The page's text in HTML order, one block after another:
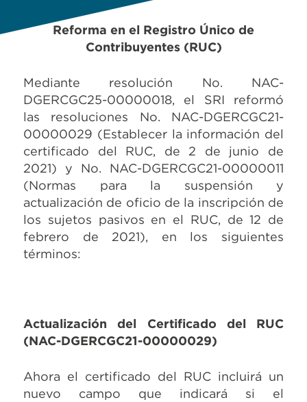
Reforma en el Registro Único de
Contribuyentes (RUC)
Mediante resolución No. NAC-
DGERCGC25-00000018, el SRI reformó
las resoluciones No. NAC-DGERCGC21-
00000029 (Establecer la información del
certificado del RUC, de 2 de junio de
2021) y No. NAC-DGERCGC21-00000011
(Normas para la suspensión y
actualización de oficio de la inscripción de
los sujetos pasivos en el RUC, de 12 de
febrero de 2021), en los siguientes
términos:
Actualización del Certificado del RUC
(NAC-DGERCGC21-00000029)
Ahora el certificado del RUC incluirá un
nuevo campo que indicará si el